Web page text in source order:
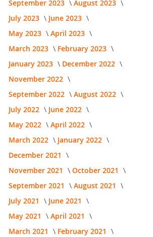
September 2023
August 2023
July 2023
June 2023
May 2023
April 2023
March 2023
February 2023
January 2023
December 2022
November 2022
September 2022
August 2022
July 2022
June 2022
May 2022
April 2022
March 2022
January 2022
December 2021
November 2021
October 2021
September 2021
August 2021
July 2021
June 2021
May 2021
April 2021
March 2021
February 2021